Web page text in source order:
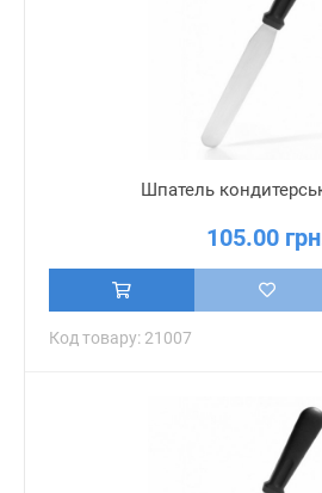
Шпатель
105.00
Код товару: 21007